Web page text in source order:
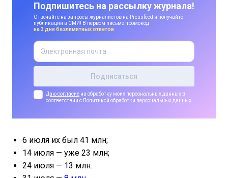
Подпишитесь на рассылку журнала!
Отвечайте на запросы журналистов на Pressfeed и получайте
публикации в СМИ! В первом письме промокод
на 3 дня безлимитных ответов
Даю согласие на обработку моих персональных данных в
соответствии с
Политикой обработки персональных данных
6 июля их был 41 млн;
14 июля — уже 23 млн;
24 июля — 13 млн.